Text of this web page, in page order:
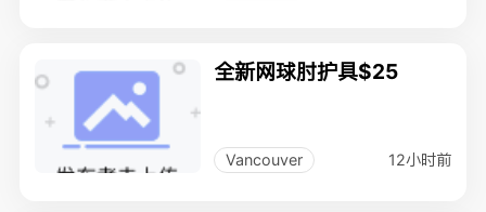
全新网球肘护具$25
Vancouver 12小时前